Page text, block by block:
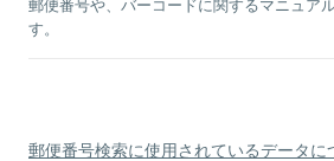
郵便番号や、バーコードに関するマニュア
す。
郵便番号検索に使用されているデータに